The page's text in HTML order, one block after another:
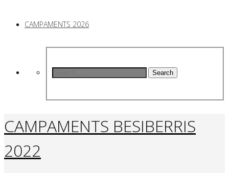
CAMPAMENTS 2026
Search
CAMPAMENTS BESIBERRIS
2022